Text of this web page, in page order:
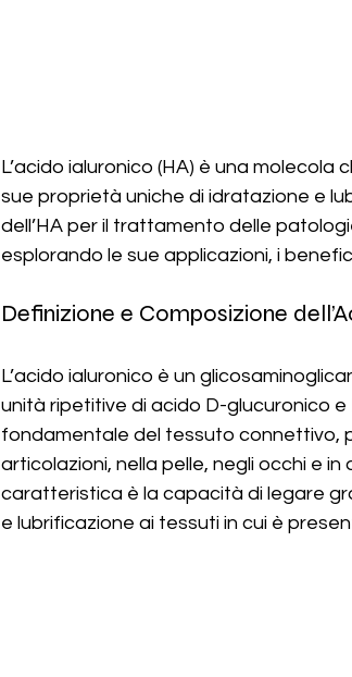
L’acido ialuronico (HA) è una molecola
sue proprietà uniche di idratazione e
dell’HA per il trattamento delle
esplorando le sue applicazioni, i
Definizione e Composizione
L’acido ialuronico è un
unità ripetitive di acido D-glucuronico
fondamentale del tessuto connettivo,
articolazioni, nella pelle, negli occhi e
caratteristica è la capacità di legare
e lubrificazione ai tessuti in cui è